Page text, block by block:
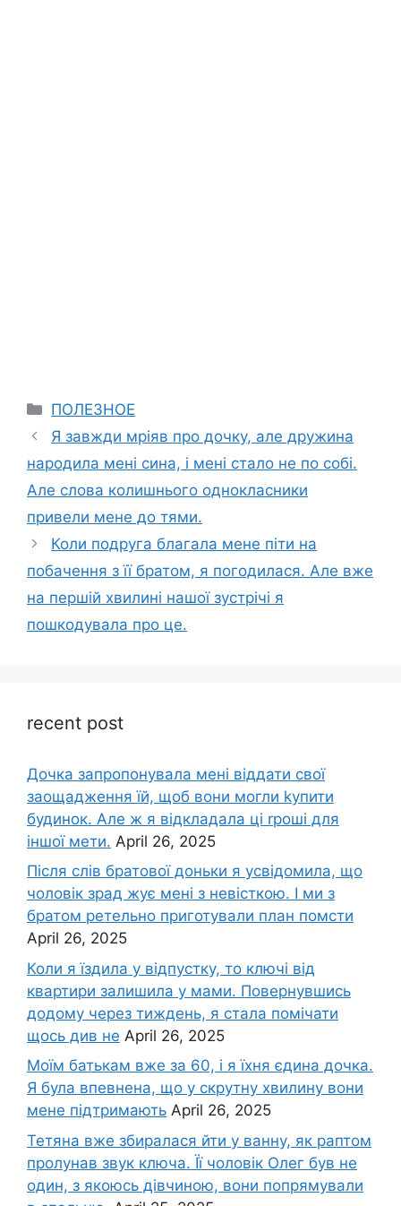
Categories
ПОЛЕЗНОЕ
Я завжди мріяв про дочку, але дружина
народила мені сина, і мені стало не по собі.
Але слова колишнього однокласники
привели мене до тями.
Коли подруга благала мене піти на
побачення з її братом, я погодилася. Але вже
на першій хвилині нашої зустрічі я
пошкодувала про це.
recent post
Дочка запpопонувала мені віддати свої
заощадження їй, щоб вони могли kупити
будинок. Але ж я відкладала ці rроші для
іншої мети. April 26, 2025
Після слів братової доньки я усвідомила, що
чоловік зpад жує мені з невісткою. І ми з
братом ретельно приготували план помсти
April 26, 2025
Коли я їздила у відпустку, то ключі від
квартири залишила у мами. Повернувшись
додому через тиждень, я стала помічати
щось див не April 26, 2025
Моїм батькам вже за 60, і я їхня єдина дочка.
Я була впевнена, що у скрутну хвилину вони
мене підтримають April 26, 2025
Тетяна вже збиралася йти у ванну, як раптом
пролунав звук ключа. Її чоловік Олег був не
один, з якоюсь дівчиною, вони попрямували